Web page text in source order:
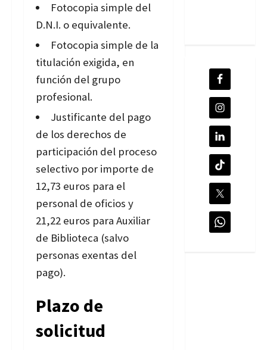
Fotocopia simple del
D.N.I. o equivalente.
Fotocopia simple de la
titulación exigida, en
función del grupo
profesional.
Justificante del pago
de los derechos de
participación del proceso
selectivo por importe de
12,73 euros para el
personal de oficios y
21,22 euros para Auxiliar
de Biblioteca (salvo
personas exentas del
pago).
Plazo de
solicitud